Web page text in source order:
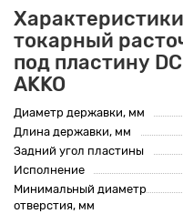
токарный
под пластину
AKKO
Диаметр державки, мм
Длина державки, мм
Задний угол пластины
Исполнение
Минимальный диаметр
отверстия, мм